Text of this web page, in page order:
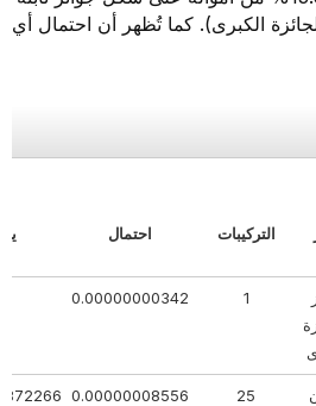
الكبرى). كما تُظهر أن احتمال أي
التركيبات احتمال يعود
0.00000000342
25
0.00000008556